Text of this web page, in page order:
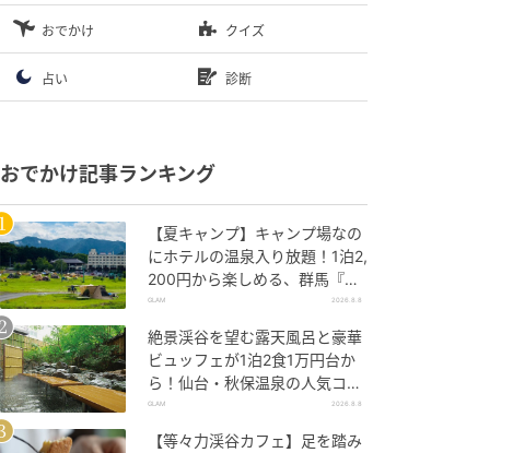
おでかけ クイズ
占い 診断
おでかけ記事ランキング
【夏キャンプ】キャンプ場なの
にホテルの温泉入り放題！1泊2,
200円から楽しめる、群馬『サ
ンバードキャンプガーデン』
GLAM 2026.8.8
絶景渓谷を望む露天風呂と豪華
ビュッフェが1泊2食1万円台か
ら！仙台・秋保温泉の人気コス
パ宿『秋保グランドホテル』
GLAM 2026.8.8
【等々力渓谷カフェ】足を踏み